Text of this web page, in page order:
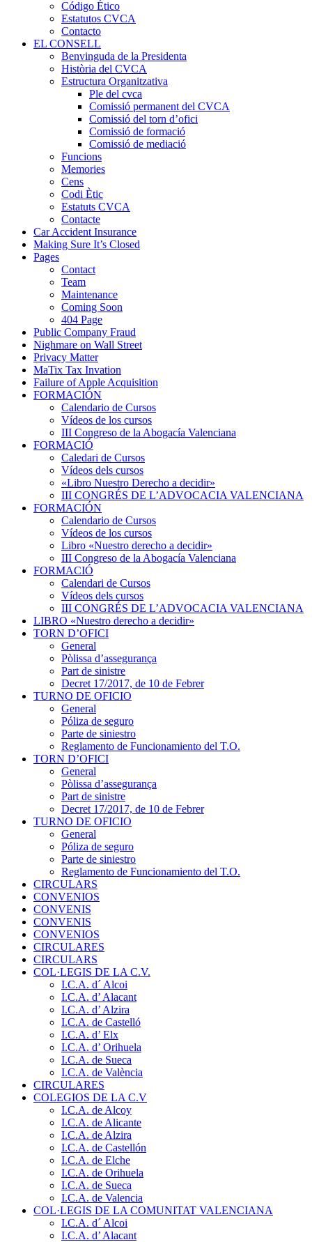
Código Ético
Estatutos CVCA
Contacto
EL CONSELL
Benvinguda de la Presidenta
Història del CVCA
Estructura Organitzativa
Ple del cvca
Comissió permanent del CVCA
Comissió del torn d’ofici
Comissió de formació
Comissió de mediació
Funcions
Memories
Cens
Codi Ètic
Estatuts CVCA
Contacte
Car Accident Insurance
Making Sure It’s Closed
Pages
Contact
Team
Maintenance
Coming Soon
404 Page
Public Company Fraud
Nighmare on Wall Street
Privacy Matter
MaTix Tax Invation
Failure of Apple Acquisition
FORMACIÓN
Calendario de Cursos
Vídeos de los cursos
III Congreso de la Abogacía Valenciana
FORMACIÓ
Caledari de Cursos
Vídeos dels cursos
«Libro Nuestro Derecho a decidir»
III CONGRÉS DE L’ADVOCACIA VALENCIANA
FORMACIÓN
Calendario de Cursos
Vídeos de los cursos
Libro «Nuestro derecho a decidir»
III Congreso de la Abogacía Valenciana
FORMACIÓ
Calendari de Cursos
Vídeos dels cursos
III CONGRÉS DE L’ADVOCACIA VALENCIANA
LIBRO «Nuestro derecho a decidir»
TORN D’OFICI
General
Pòlissa d’assegurança
Part de sinistre
Decret 17/2017, de 10 de Febrer
TURNO DE OFICIO
General
Póliza de seguro
Parte de siniestro
Reglamento de Funcionamiento del T.O.
TORN D’OFICI
General
Pòlissa d’assegurança
Part de sinistre
Decret 17/2017, de 10 de Febrer
TURNO DE OFICIO
General
Póliza de seguro
Parte de siniestro
Reglamento de Funcionamiento del T.O.
CIRCULARS
CONVENIOS
CONVENIS
CONVENIS
CONVENIOS
CIRCULARES
CIRCULARS
COL·LEGIS DE LA C.V.
I.C.A. d´ Alcoi
I.C.A. d’ Alacant
I.C.A. d’ Alzira
I.C.A. de Castelló
I.C.A. d’ Elx
I.C.A. d’ Orihuela
I.C.A. de Sueca
I.C.A. de València
CIRCULARES
COLEGIOS DE LA C.V
I.C.A. de Alcoy
I.C.A. de Alicante
I.C.A. de Alzira
I.C.A. de Castellón
I.C.A. de Elche
I.C.A. de Orihuela
I.C.A. de Sueca
I.C.A. de Valencia
COL·LEGIS DE LA COMUNITAT VALENCIANA
I.C.A. d´ Alcoi
I.C.A. d’ Alacant